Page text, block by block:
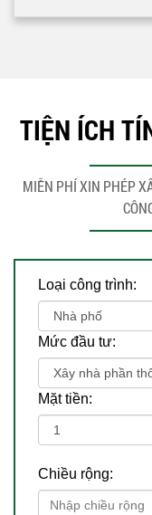
TIỆN ÍCH
MIỄN PHÍ XIN PHÉP
Loại công trình:
Mức đầu tư:
Mặt tiền:
Chiều rộng: